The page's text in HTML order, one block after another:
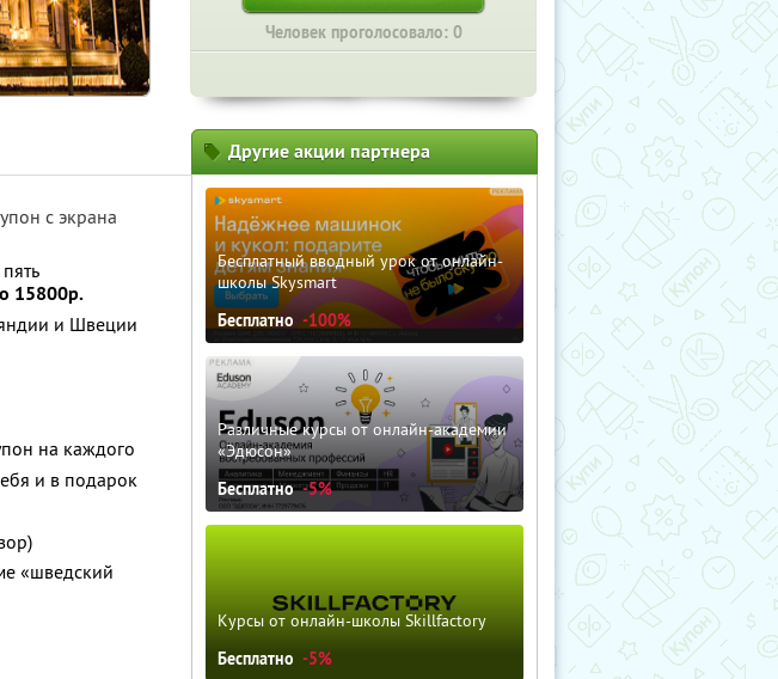
Человек проголосовало: 0
с экрана
15800р.
и Швеции
на каждого
и в подарок
«шведский
Другие акции партнера
Бесплатный вводный урок от онлайн-
школы Skysmart
Бесплатно -100%
Различные курсы от онлайн-академии
«Эдюсон»
Бесплатно -5%
Курсы от онлайн-школы Skillfactory
Бесплатно -5%